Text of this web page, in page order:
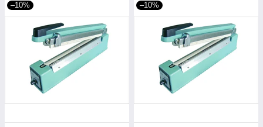
–10% –10%